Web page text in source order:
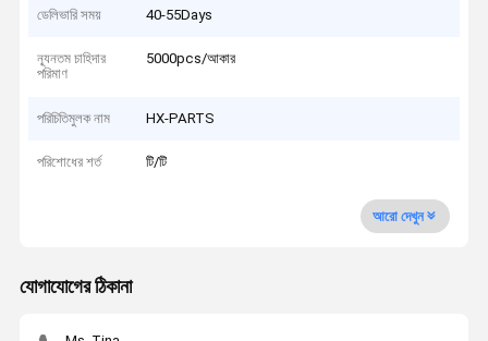
ডেলিভারি সময় 40-55Days
ন্যূনতম চাহিদার
পরিমাণ
5000pcs/আকার
পরিচিতিমুলক নাম HX-PARTS
পরিশোধের শর্ত টি/টি
আরো দেখুন
যোগাযোগের ঠিকানা